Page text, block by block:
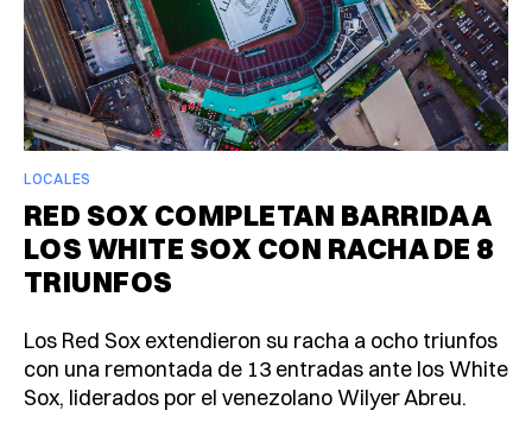
LOCALES
RED SOX COMPLETAN BARRIDA A
LOS WHITE SOX CON RACHA DE 8
TRIUNFOS
Los Red Sox extendieron su racha a ocho triunfos
con una remontada de 13 entradas ante los White
Sox, liderados por el venezolano Wilyer Abreu.